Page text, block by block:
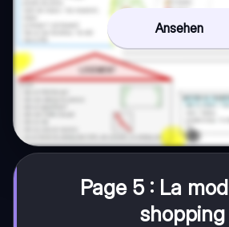
Ansehen
Page 5 : La
shopping